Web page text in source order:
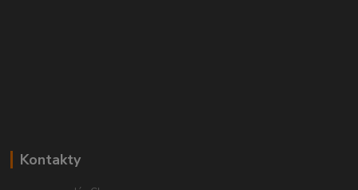
Kontakty